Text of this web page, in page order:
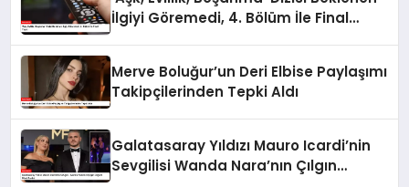
İlgiyi Göremedi, 4. Bölüm İle Final
Merve Boluğur’un Deri Elbise Paylaşımı
Takipçilerinden Tepki Aldı
Galatasaray Yıldızı Mauro Icardi’nin
Sevgilisi Wanda Nara’nın Çılgın